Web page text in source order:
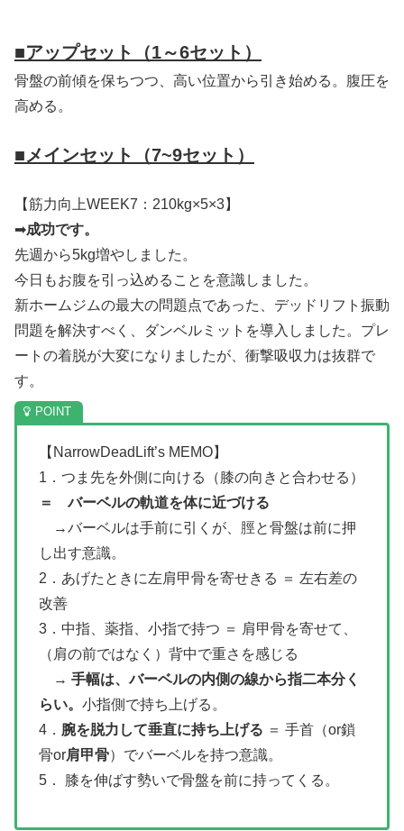
■アップセット（1～6セット）
骨盤の前傾を保ちつつ、高い位置から引き始める。腹圧を
高める。
■メインセット（7~9セット）
【筋力向上WEEK7：210kg×5×3】
➡成功です。
先週から5kg増やしました。
今日もお腹を引っ込めることを意識しました。
新ホームジムの最大の問題点であった、デッドリフト振動
問題を解決すべく、ダンベルミットを導入しました。プレ
ートの着脱が大変になりましたが、衝撃吸収力は抜群で
す。
【NarrowDeadLift’s MEMO】
1．つま先を外側に向ける（膝の向きと合わせる）
＝ バーベルの軌道を体に近づける
→バーベルは手前に引くが、脛と骨盤は前に押
し出す意識。
2．あげたときに左肩甲骨を寄せきる ＝ 左右差の
改善
3．中指、薬指、小指で持つ ＝ 肩甲骨を寄せて、
（肩の前ではなく）背中で重さを感じる
→ 手幅は、バーベルの内側の線から指二本分く
らい。 小指側で持ち上げる。
4． 腕を脱力して垂直に持ち上げる ＝ 手首（or鎖
骨or肩甲骨）でバーベルを持つ意識。
5． 膝を伸ばす勢いで骨盤を前に持ってくる。